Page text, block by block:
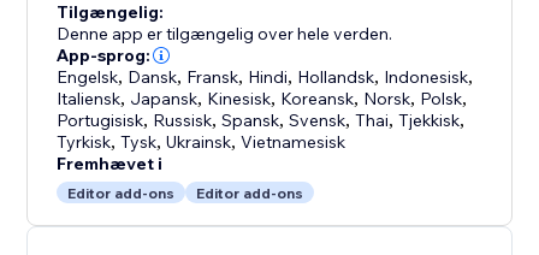
Tilgængelig:
Denne app er tilgængelig over hele verden.
App-sprog:
Engelsk, Dansk, Fransk, Hindi, Hollandsk, Indonesisk,
Italiensk, Japansk, Kinesisk, Koreansk, Norsk, Polsk,
Portugisisk, Russisk,Spansk,Svensk,Thai,Tjekkisk,
Tyrkisk,Tysk,Ukrainsk,Vietnamesisk
Fremhævet i
Editor add-ons Editor add-ons